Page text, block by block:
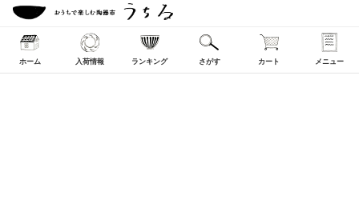
ホーム 入荷情報 ランキング さがす カート メニュー